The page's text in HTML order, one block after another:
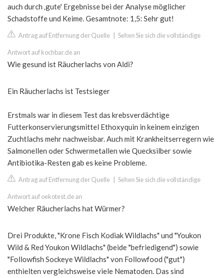
auch durch ‚gute' Ergebnisse bei der Analyse möglicher
Schadstoffe und Keime. Gesamtnote: 1,5: Sehr gut!
Antrag auf Entfernung der Quelle Sehen Sie sich die vollständige
Antwort auf kochbar.de an
Wie gesund ist Räucherlachs von Aldi?
Ein Räucherlachs ist Testsieger
Erstmals war in diesem Test das krebsverdächtige
Futterkonservierungsmittel Ethoxyquin in keinem einzigen
Zuchtlachs mehr nachweisbar. Auch mit Krankheitserregern wie
Salmonellen oder Schwermetallen wie Quecksilber sowie
Antibiotika-Resten gab es keine Probleme.
Antrag auf Entfernung der Quelle Sehen Sie sich die vollständige
Antwort auf oekotest.de an
Welcher Räucherlachs hat Würmer?
Drei Produkte, "Krone Fisch Kodiak Wildlachs" und "Youkon
Wild & Red Youkon Wildlachs" (beide "befriedigend") sowie
"Followfish Sockeye Wildlachs" von Followfood ("gut")
enthielten vergleichsweise viele Nematoden. Das sind